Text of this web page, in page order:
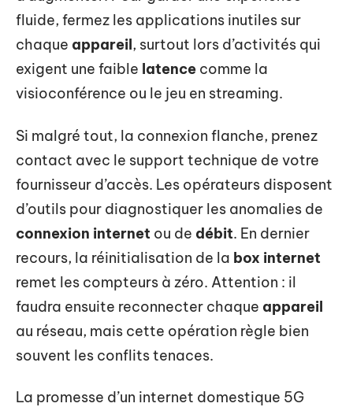
fluide, fermez les applications inutiles sur
chaque appareil, surtout lors d’activités qui
exigent une faible latence comme la
visioconférence ou le jeu en streaming.
Si malgré tout, la connexion flanche, prenez
contact avec le support technique de votre
fournisseur d’accès. Les opérateurs disposent
d’outils pour diagnostiquer les anomalies de
connexion internet ou de débit. En dernier
recours, la réinitialisation de la box internet
remet les compteurs à zéro. Attention : il
faudra ensuite reconnecter chaque appareil
au réseau, mais cette opération règle bien
souvent les conflits tenaces.
La promesse d’un internet domestique 5G